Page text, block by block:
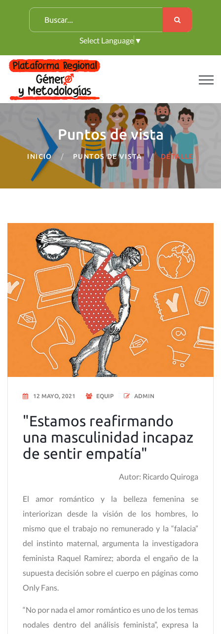
B
u
c
a
r
:
Select Language ▼
Puntos de vista
INICIO PUNTOS DE VISTA DETALLE
12 MAYO, 2021 EQUIP ADMIN
"Estamos reafirmando
una masculinidad incapaz
de sentir empatía"
Autor: Ricardo Quiroga
El amor romántico y la belleza femenina se
interiorizan desde la visión de los hombres, lo
mismo que el trabajo no remunerado y la “falacia”
del instinto maternal, argumenta la investigadora
feminista Raquel Ramírez; aborda el engaño de la
supuesta decisión sobre el cuerpo en páginas como
Only Fans.
“No por nada el amor romántico es uno de los temas
nodales dentro del análisis feminista”, expresa la